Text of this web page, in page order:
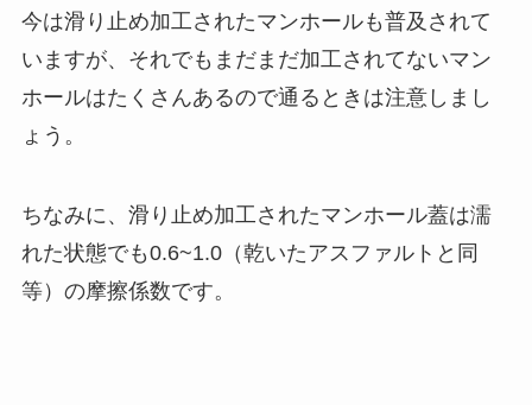
今は滑り止め加工されたマンホールも普及されて
いますが、それでもまだまだ加工されてないマン
ホールはたくさんあるので通るときは注意しまし
ょう。
ちなみに、滑り止め加工されたマンホール蓋は濡
れた状態でも0.6~1.0（乾いたアスファルトと同
等）の摩擦係数です。